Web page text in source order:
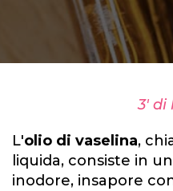
3' di
L'olio di vaselina,
liquida, consiste in
inodore, insapore